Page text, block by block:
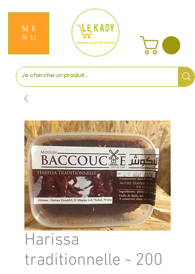
ME
NU
Harissa
traditionnelle - 200